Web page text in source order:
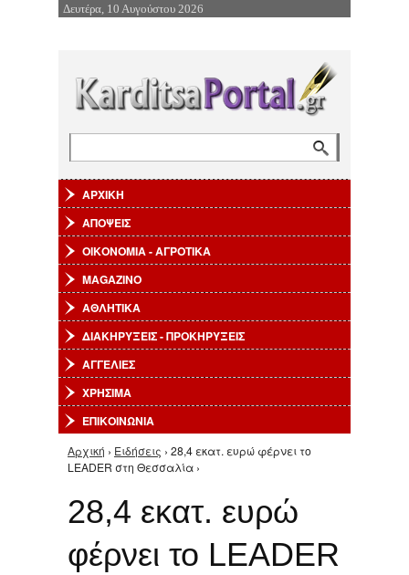
Επιστροφή στην Πλοήγηση
Δευτέρα, 10 Αυγούστου 2026
ΑΡΧΙΚΗ
ΑΠΟΨΕΙΣ
ΟΙΚΟΝΟΜΙΑ - ΑΓΡΟΤΙΚΑ
MAGAZINO
ΑΘΛΗΤΙΚΑ
ΔΙΑΚΗΡΥΞΕΙΣ - ΠΡΟΚΗΡΥΞΕΙΣ
ΑΓΓΕΛΙΕΣ
ΧΡΗΣΙΜΑ
ΕΠΙΚΟΙΝΩΝΙΑ
Είστε εδώ
Αρχική › Ειδήσεις › 28,4 εκατ. ευρώ φέρνει το
LEADER στη Θεσσαλία ›
28,4 εκατ. ευρώ
φέρνει το LEADER